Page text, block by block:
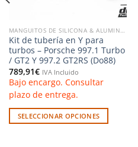
Kit de tubería en Y para
turbos – Porsche 997.1 Turbo
/ GT2 Y 997.2 GT2RS (Do88)
789,91€ IVA Incluido
Bajo encargo. Consultar
plazo de entrega.
SELECCIONAR OPCIONES